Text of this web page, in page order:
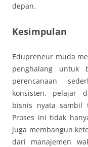
depan.
Kesimpulan
Edupreneur muda
penghalang untuk
perencanaan
konsisten, pelajar
bisnis nyata sambil
Proses ini tidak
juga membangun
dari manajemen